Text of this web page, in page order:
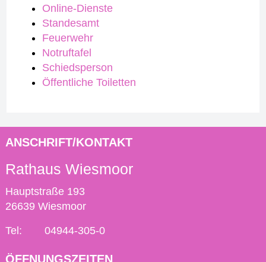
Online-Dienste
Standesamt
Feuerwehr
Notruftafel
Schiedsperson
Öffentliche Toiletten
ANSCHRIFT/KONTAKT
Rathaus Wiesmoor
Hauptstraße 193
26639 Wiesmoor
Tel: 04944-305-0
ÖFFNUNGSZEITEN